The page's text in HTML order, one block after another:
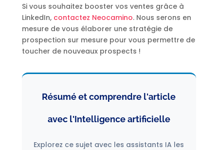
Si vous souhaitez booster vos ventes grâce à
LinkedIn, contactez Neocamino. Nous serons en
mesure de vous élaborer une stratégie de
prospection sur mesure pour vous permettre de
toucher de nouveaux prospects !
Résumé et comprendre l'article
avec l'Intelligence artificielle
Explorez ce sujet avec les assistants IA les